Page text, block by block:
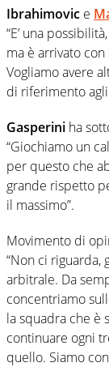
Ibrahimovic e
“E’ una
ma è arrivato con
Vogliamo avere
di riferimento agli
Gasperini ha
“Giochiamo un
per questo che
grande rispetto
il massimo”.
Movimento di
“Non ci riguarda,
arbitrale. Da
concentriamo
la squadra che è
continuare ogni
quello. Siamo